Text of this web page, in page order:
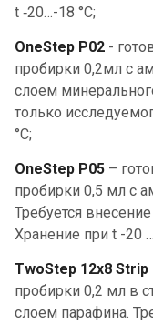
t ‑20…-18 °С;
OneStep Р02 -
пробирки 0,2мл с
слоем
только
°С;
OneStep P05 –
пробирки 0,5 мл с
Требуется
Хранение при t -20
TwoStep 12х8 Strip
пробирки 0,2 мл в
слоем парафина.